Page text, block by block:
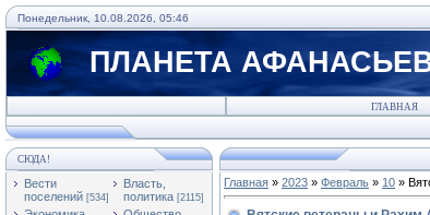
Понедельник, 10.08.2026, 05:46
ПЛАНЕТА
ГЛАВНАЯ
СЮДА!
Вести
поселений [534]
Власть,
политика [2115]
Главная » 2023 » Февраль » 10 »